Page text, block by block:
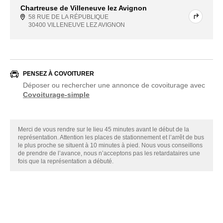
Chartreuse de Villeneuve lez Avignon
58 RUE DE LA RÉPUBLIQUE
30400 VILLENEUVE LEZ AVIGNON
PENSEZ À COVOITURER
Déposer ou rechercher une annonce de covoiturage avec
Covoiturage-simple
Merci de vous rendre sur le lieu 45 minutes avant le début de la
représentation. Attention les places de stationnement et l’arrêt de bus
le plus proche se situent à 10 minutes à pied. Nous vous conseillons
de prendre de l’avance, nous n’acceptons pas les retardataires une
fois que la représentation a débuté.